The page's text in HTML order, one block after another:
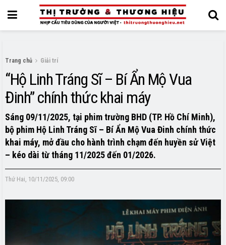
Trang chủ Giải trí
“Hộ Linh Tráng Sĩ – Bí Ẩn Mộ Vua
Đinh” chính thức khai máy
Sáng 09/11/2025, tại phim trường BHD (TP. Hồ Chí Minh),
bộ phim Hộ Linh Tráng Sĩ – Bí Ẩn Mộ Vua Đinh chính thức
khai máy, mở đầu cho hành trình chạm đến huyền sử Việt
– kéo dài từ tháng 11/2025 đến 01/2026.
Thứ Hai, 10/11/2025, 09:00